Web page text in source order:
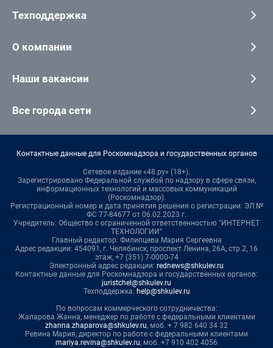
Техподдержка
О компании
Наши вакансии
Все города сети
Контактные данные для Роскомнадзора и государственных органов
Сетевое издание «48.ру» (18+).
Зарегистрировано Федеральной службой по надзору в сфере связи,
информационных технологий и массовых коммуникаций
(Роскомнадзор).
Регистрационный номер и дата принятия решения о регистрации: ЭЛ №
ФС 77-84677 от 06.02.2023 г.
Учредитель: Общество с ограниченной ответственностью "ИНТЕРНЕТ
ТЕХНОЛОГИИ"
Главный редактор: Филипцева Мария Сергеевна
Адрес редакции: 454091, г. Челябинск, проспект Ленина, 26А, стр.2, 16
этаж, +7 (351) 7-0000-74
Электронный адрес редакции: rednews@shkulev.ru
Контактные данные для Роскомнадзора и государственных органов:
juristchel@shkulev.ru
Техподдержка: help@shkulev.ru
По вопросам коммерческого сотрудничества:
Жапарова Жанна, менеджер по работе с федеральными клиентами
zhanna.zhaparova@shkulev.ru, моб. + 7 982 640 34 32
Ревина Мария, директор по работе с федеральными клиентами
mariya.revina@shkulev.ru, моб. +7 910 402 4056